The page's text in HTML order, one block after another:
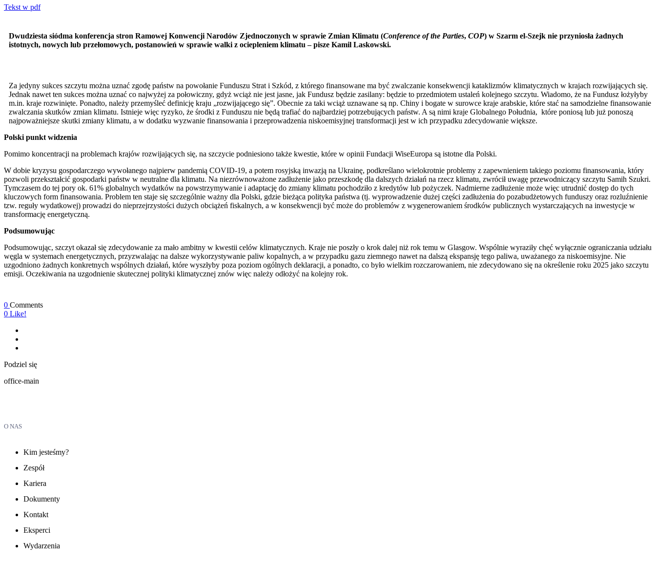
Tekst w pdf
Dwudziesta siódma konferencja stron Ramowej Konwencji Narodów Zjednoczonych w sprawie Zmian Klimatu (Conference of the Parties, COP) w Szarm el-Szejk nie przyniosła żadnych
istotnych, nowych lub przełomowych, postanowień w sprawie walki z ociepleniem klimatu – pisze Kamil Laskowski.
Za jedyny sukces szczytu można uznać zgodę państw na powołanie Funduszu Strat i Szkód, z którego finansowane ma być zwalczanie konsekwencji kataklizmów klimatycznych w krajach rozwijających się.
Jednak nawet ten sukces można uznać co najwyżej za połowiczny, gdyż wciąż nie jest jasne, jak Fundusz będzie zasilany: będzie to przedmiotem ustaleń kolejnego szczytu. Wiadomo, że na Fundusz łożyłyby
m.in. kraje rozwinięte. Ponadto, należy przemyśleć definicję kraju „rozwijającego się”. Obecnie za taki wciąż uznawane są np. Chiny i bogate w surowce kraje arabskie, które stać na samodzielne finansowanie
zwalczania skutków zmian klimatu. Istnieje więc ryzyko, że środki z Funduszu nie będą trafiać do najbardziej potrzebujących państw. A są nimi kraje Globalnego Południa, które poniosą lub już ponoszą
najpoważniejsze skutki zmiany klimatu, a w dodatku wyzwanie finansowania i przeprowadzenia niskoemisyjnej transformacji jest w ich przypadku zdecydowanie większe.
Polski punkt widzenia
Pomimo koncentracji na problemach krajów rozwijających się, na szczycie podniesiono także kwestie, które w opinii Fundacji WiseEuropa są istotne dla Polski.
W dobie kryzysu gospodarczego wywołanego najpierw pandemią COVID-19, a potem rosyjską inwazją na Ukrainę, podkreślano wielokrotnie problemy z zapewnieniem takiego poziomu finansowania, który
pozwoli przekształcić gospodarki państw w neutralne dla klimatu. Na niezrównoważone zadłużenie jako przeszkodę dla dalszych działań na rzecz klimatu, zwrócił uwagę przewodniczący szczytu Samih Szukri.
Tymczasem do tej pory ok. 61% globalnych wydatków na powstrzymywanie i adaptację do zmiany klimatu pochodziło z kredytów lub pożyczek. Nadmierne zadłużenie może więc utrudnić dostęp do tych
kluczowych form finansowania. Problem ten staje się szczególnie ważny dla Polski, gdzie bieżąca polityka państwa (tj. wyprowadzenie dużej części zadłużenia do pozabudżetowych funduszy oraz rozluźnienie
tzw. reguły wydatkowej) prowadzi do nieprzejrzystości dużych obciążeń fiskalnych, a w konsekwencji być może do problemów z wygenerowaniem środków publicznych wystarczających na inwestycje w
transformację energetyczną.
Podsumowując
Podsumowując, szczyt okazał się zdecydowanie za mało ambitny w kwestii celów klimatycznych. Kraje nie poszły o krok dalej niż rok temu w Glasgow. Wspólnie wyraziły chęć wyłącznie ograniczania udziału
węgla w systemach energetycznych, przyzwalając na dalsze wykorzystywanie paliw kopalnych, a w przypadku gazu ziemnego nawet na dalszą ekspansję tego paliwa, uważanego za niskoemisyjne. Nie
uzgodniono żadnych konkretnych wspólnych działań, które wyszłyby poza poziom ogólnych deklaracji, a ponadto, co było wielkim rozczarowaniem, nie zdecydowano się na określenie roku 2025 jako szczytu
emisji. Oczekiwania na uzgodnienie skutecznej polityki klimatycznej znów więc należy odłożyć na kolejny rok.
0 Comments
0 Like!
Podziel się
office-main
O NAS
Kim jesteśmy?
Zespół
Kariera
Dokumenty
Kontakt
Eksperci
Wydarzenia